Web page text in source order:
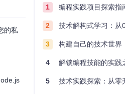
的私
1 编程实践项目探索指南：从
2 技术解构式学习：从0到1构
3 构建自己的技术世界：build-your-
4 解锁编程技能的实践之旅：从
5 技术实践探索：从零开始构建